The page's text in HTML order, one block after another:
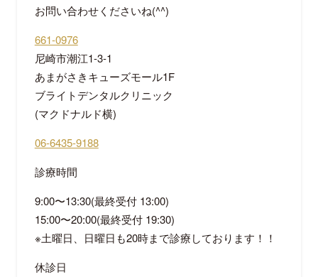
お問い合わせくださいね(^^)
661-0976
尼崎市潮江1-3-1
あまがさきキューズモール1F
ブライトデンタルクリニック
(マクドナルド横)
06-6435-9188
診療時間
9:00〜13:30(最終受付 13:00)
15:00〜20:00(最終受付 19:30)
※土曜日、日曜日も20時まで診療しております！！
休診日